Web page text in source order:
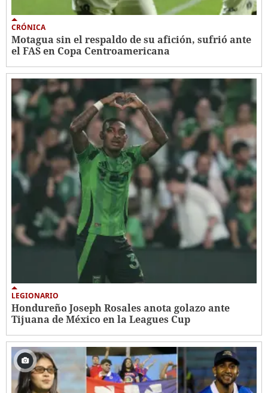
CRÓNICA
Motagua sin el respaldo de su afición, sufrió ante
el FAS en Copa Centroamericana
LEGIONARIO
Hondureño Joseph Rosales anota golazo ante
Tijuana de México en la Leagues Cup